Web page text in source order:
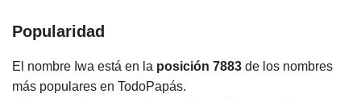
Popularidad
El nombre Iwa está en la posición 7883 de los nombres
más populares en TodoPapás.